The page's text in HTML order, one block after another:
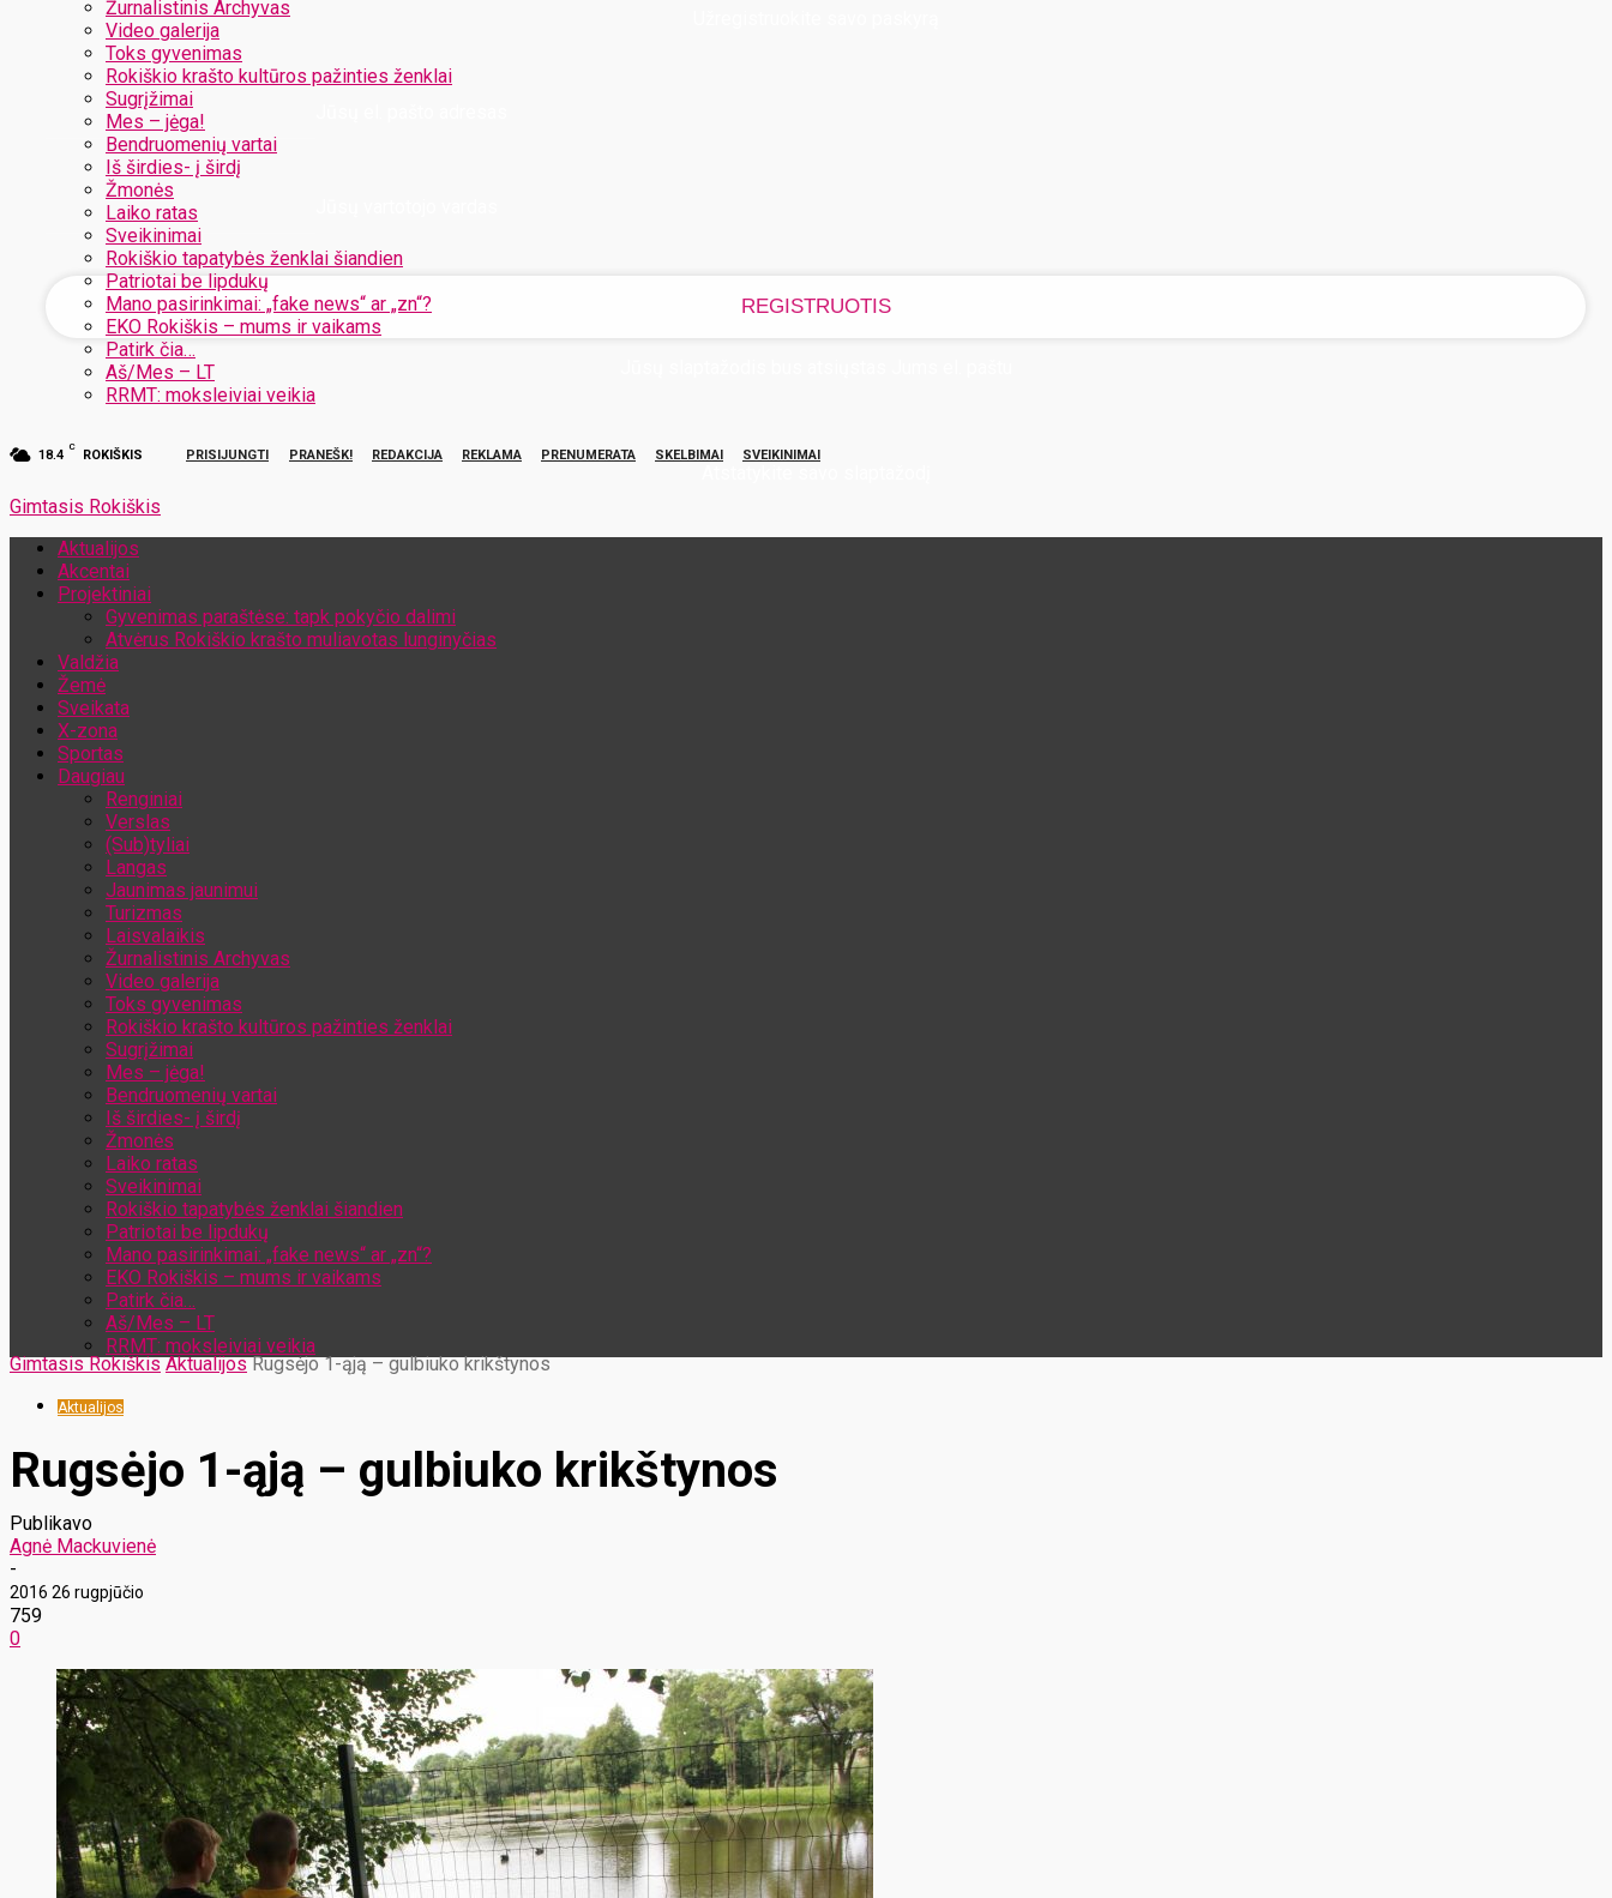
Žurnalistinis Archyvas
Video galerija
Toks gyvenimas
Rokiškio krašto kultūros pažinties ženklai
Sugrįžimai
Mes – jėga!
Bendruomenių vartai
Iš širdies- į širdį
Žmonės
Laiko ratas
Sveikinimai
Rokiškio tapatybės ženklai šiandien
Patriotai be lipdukų
Mano pasirinkimai: „fake news“ ar „zn“?
EKO Rokiškis – mums ir vaikams
Patirk čia…
Aš/Mes – LT
RRMT: moksleiviai veikia
18.4
C
ROKIŠKIS PRISIJUNGTI PRANEŠK! REDAKCIJA REKLAMA PRENUMERATA SKELBIMAI SVEIKINIMAI
Gimtasis Rokiškis
Aktualijos
Akcentai
Projektiniai
Gyvenimas paraštėse: tapk pokyčio dalimi
Atvėrus Rokiškio krašto muliavotas lunginyčias
Valdžia
Žemė
Sveikata
X-zona
Sportas
Daugiau
Renginiai
Verslas
(Sub)tyliai
Langas
Jaunimas jaunimui
Turizmas
Laisvalaikis
Žurnalistinis Archyvas
Video galerija
Toks gyvenimas
Rokiškio krašto kultūros pažinties ženklai
Sugrįžimai
Mes – jėga!
Bendruomenių vartai
Iš širdies- į širdį
Žmonės
Laiko ratas
Sveikinimai
Rokiškio tapatybės ženklai šiandien
Patriotai be lipdukų
Mano pasirinkimai: „fake news“ ar „zn“?
EKO Rokiškis – mums ir vaikams
Patirk čia…
Aš/Mes – LT
RRMT: moksleiviai veikia
Gimtasis Rokiškis Aktualijos Rugsėjo 1-ąją – gulbiuko krikštynos
Aktualijos
Rugsėjo 1-ąją – gulbiuko krikštynos
Publikavo
Agnė Mackuvienė
-
2016 26 rugpjūčio
759
0